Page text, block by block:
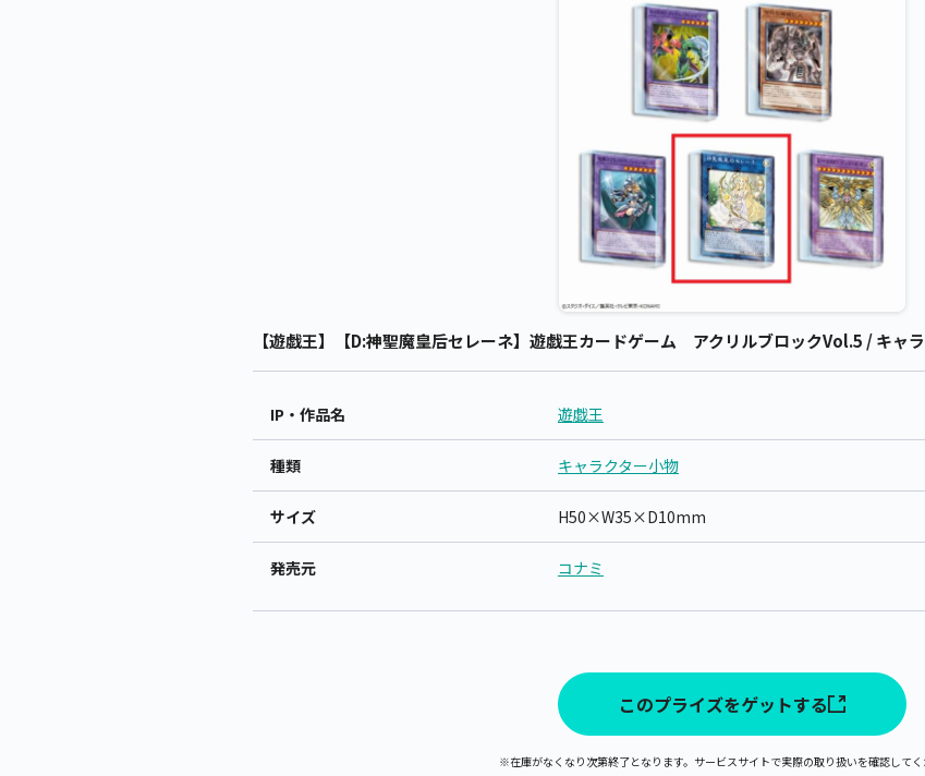
【遊戯王】【D:神聖魔皇后セレーネ】遊戯王カードゲーム アクリルブロックVol.5 / キャ
IP・作品名 遊戯王
種類 キャラクター小物
サイズ H50×W35×D10mm
発売元 コナミ
このプライズをゲットする
※在庫がなくなり次第終了となります。サービスサイトで実際の取り扱いを確認してく